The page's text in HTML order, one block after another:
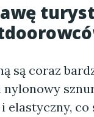
są coraz
nylonowy
elastyczny, co